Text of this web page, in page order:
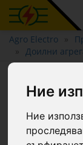
Ние
Ние
Agro Electro
Доилни
Y-